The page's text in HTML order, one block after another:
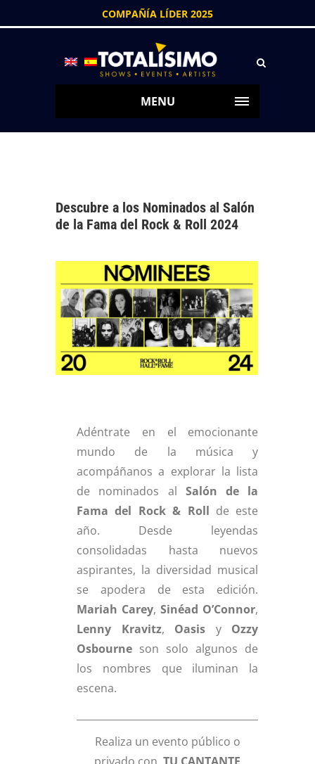
COMPAÑÍA LÍDER 2025
MENU
Descubre a los Nominados al Salón
de la Fama del Rock & Roll 2024
Adéntrate en el emocionante
mundo de la música y
acompáñanos a explorar la lista
de nominados al Salón de la
Fama del Rock & Roll de este
año. Desde leyendas
consolidadas hasta nuevos
aspirantes, la diversidad musical
se apodera de esta edición.
Mariah Carey,Sinéad O’Connor,
Lenny Kravitz, Oasis y Ozzy
Osbourne son solo algunos de
los nombres que iluminan la
escena.
Realiza un evento público o